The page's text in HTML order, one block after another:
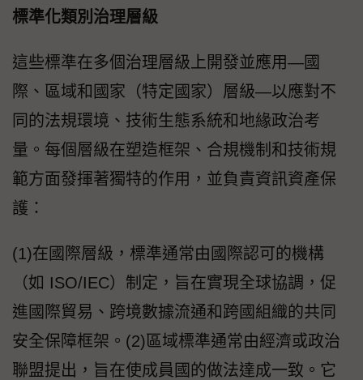
標準化類別治理層級
這些標準在多個治理層級上開發並應用—國
際、區域和國家（特定國家）層級—以應對不
同的法規環境、技術生態系統和地緣政治考
量。每個層級在塑造框架、合規機制和技術規
範方面發揮著獨特的作用，並負責資訊資產保
護：
(1)在國際層級，標準通常由國際認可的機構
（如 ISO/IEC）制定，旨在實現全球協調，促
進國際貿易、跨境數據流通和跨國組織的共同
安全保障框架。(2)區域標準通常由經濟或政治
聯盟提出，旨在使成員國的做法達成一致。它